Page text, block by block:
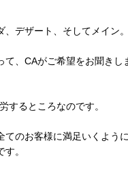
デザート、そしてメイン
、CAがご希望をお聞き
するところなのです。
のお客様に満足いくよう
。